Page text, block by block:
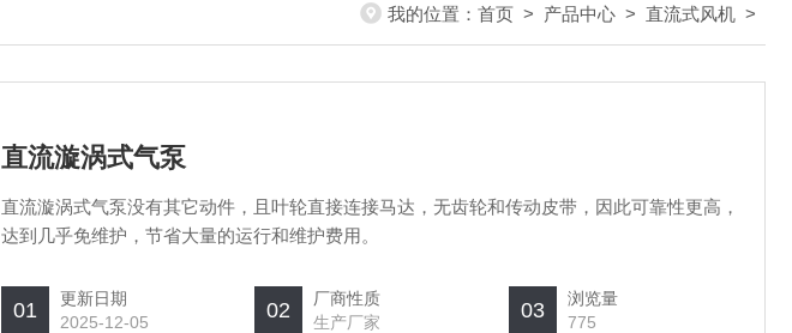
我的位置： 首页 > 产品中心 > 直流式风机 >
直流漩涡式气泵
直流漩涡式气泵没有其它动件，且叶轮直接连接马达，无齿轮和传动皮带，因此可靠性更高，
达到几乎免维护，节省大量的运行和维护费用。
01
更新日期
2025-12-05
02
厂商性质
生产厂家
03
浏览量
775